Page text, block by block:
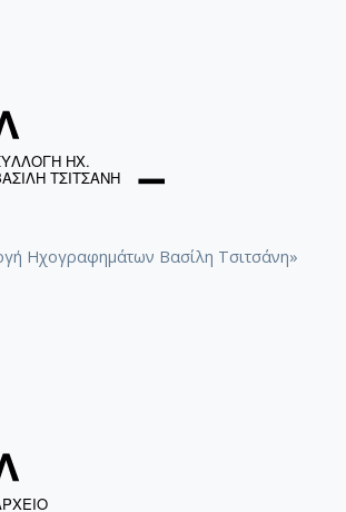
Ηχογραφημάτων Βασίλη Τσιτσάνη»